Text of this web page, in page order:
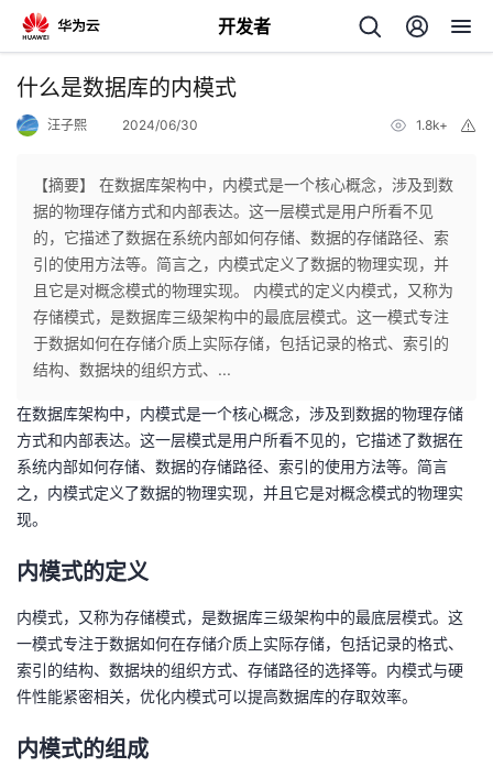
开发者
返
个
人
主
页
我
的
开
发
者
我
的
博
客
我
的
论
我
的
我
什么是数据库的内模式
汪子熙 2024/06/30 1.8k+
【摘要】 在数据库架构中，内模式是一个核心概念，涉及到数
据的物理存储方式和内部表达。这一层模式是用户所看不见
的，它描述了数据在系统内部如何存储、数据的存储路径、索
引的使用方法等。简言之，内模式定义了数据的物理实现，并
且它是对概念模式的物理实现。 内模式的定义内模式，又称为
存储模式，是数据库三级架构中的最底层模式。这一模式专注
于数据如何在存储介质上实际存储，包括记录的格式、索引的
结构、数据块的组织方式、...
在数据库架构中，内模式是一个核心概念，涉及到数据的物理存储
方式和内部表达。这一层模式是用户所看不见的，它描述了数据在
系统内部如何存储、数据的存储路径、索引的使用方法等。简言
之，内模式定义了数据的物理实现，并且它是对概念模式的物理实
现。
内模式的定义
内模式，又称为存储模式，是数据库三级架构中的最底层模式。这
一模式专注于数据如何在存储介质上实际存储，包括记录的格式、
索引的结构、数据块的组织方式、存储路径的选择等。内模式与硬
件性能紧密相关，优化内模式可以提高数据库的存取效率。
内模式的组成